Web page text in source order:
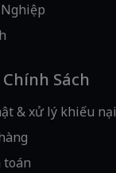
Sách
& xử lý khiếu nại
toán